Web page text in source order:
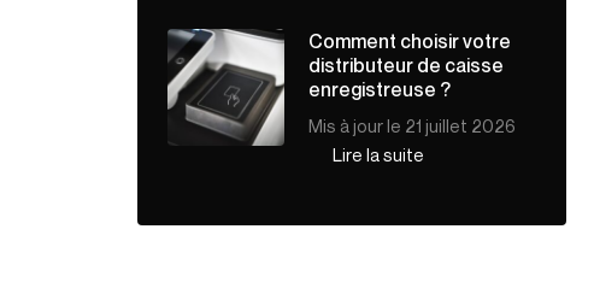
Comment choisir votre
distributeur de caisse
enregistreuse ?
Mis à jour le 21 juillet 2026
Lire la suite